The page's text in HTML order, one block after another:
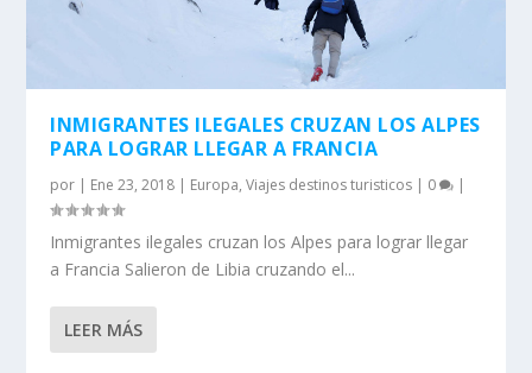
INMIGRANTES ILEGALES CRUZAN LOS ALPES
PARA LOGRAR LLEGAR A FRANCIA
por | Ene 23, 2018 | Europa,Viajes destinos turisticos | 0 |
Inmigrantes ilegales cruzan los Alpes para lograr llegar
a Francia Salieron de Libia cruzando el...
LEER MÁS